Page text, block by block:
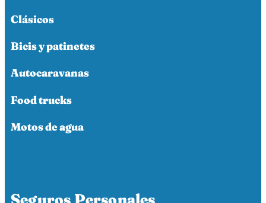
Clásicos
Bicis y patinetes
Autocaravanas
Food trucks
Motos de agua